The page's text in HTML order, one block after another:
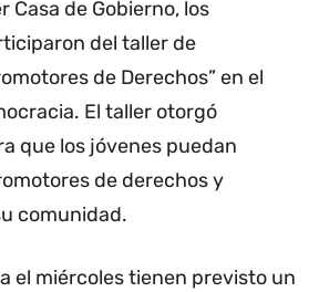
Casa de Gobierno, los
del taller de
de Derechos” en el
El taller otorgó
que los jóvenes puedan
de derechos y
comunidad.
el miércoles tienen previsto un